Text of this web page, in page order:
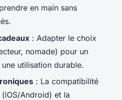
en main sans
: Adapter le choix
nomade) pour un
utilisation durable.
: La compatibilité
(iOS/Android) et la